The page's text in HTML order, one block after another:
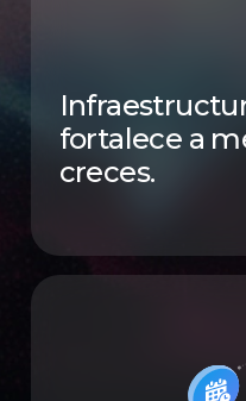
fortalece a
creces.